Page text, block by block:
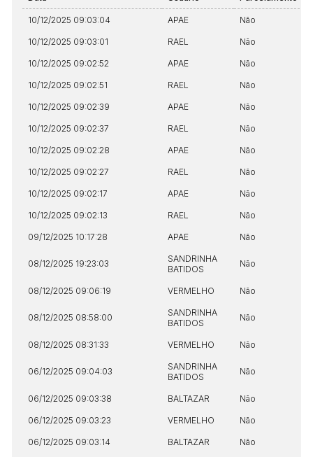
10/12/2025 09:03:04 APAE Não
10/12/2025 09:03:01 RAEL Não
10/12/2025 09:02:52 APAE Não
10/12/2025 09:02:51 RAEL Não
10/12/2025 09:02:39 APAE Não
10/12/2025 09:02:37 RAEL Não
10/12/2025 09:02:28 APAE Não
10/12/2025 09:02:27 RAEL Não
10/12/2025 09:02:17 APAE Não
10/12/2025 09:02:13 RAEL Não
09/12/2025 10:17:28 APAE Não
08/12/2025 19:23:03
SANDRINHA
BATIDOS
Não
08/12/2025 09:06:19 VERMELHO Não
08/12/2025 08:58:00
SANDRINHA
BATIDOS
Não
08/12/2025 08:31:33 VERMELHO Não
06/12/2025 09:04:03
SANDRINHA
BATIDOS
Não
06/12/2025 09:03:38 BALTAZAR Não
06/12/2025 09:03:23 VERMELHO Não
06/12/2025 09:03:14 BALTAZAR Não